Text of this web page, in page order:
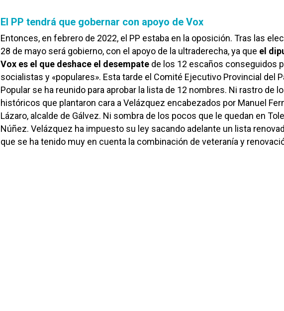
El PP tendrá que gobernar con apoyo de Vox
Entonces, en febrero de 2022, el PP estaba en la oposición. Tras las
28 de mayo será gobierno, con el apoyo de la ultraderecha, ya que el
Vox es el que deshace el desempate de los 12 escaños conseguidos
socialistas y «populares». Esta tarde el Comité Ejecutivo Provincial del
Popular se ha reunido para aprobar la lista de 12 nombres. Ni rastro de
históricos que plantaron cara a Velázquez encabezados por Manuel
Lázaro, alcalde de Gálvez. Ni sombra de los pocos que le quedan en
Núñez. Velázquez ha impuesto su ley sacando adelante un lista
que se ha tenido muy en cuenta la combinación de veteranía y